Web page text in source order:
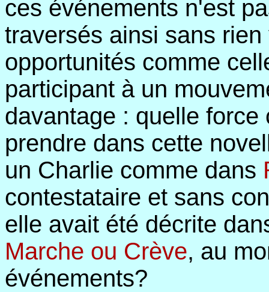
ces événements n'est
traversés ainsi sans
opportunités comme
participant à un
davantage : quelle
prendre dans cette
un Charlie comme dans
contestataire et sans
elle avait été décrite
Marche ou Crève, au
événements?